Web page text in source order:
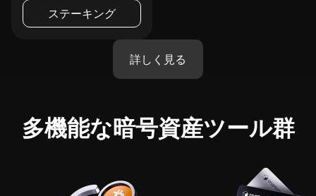
ステーキング
詳しく見る
多機能な暗号資産ツール群